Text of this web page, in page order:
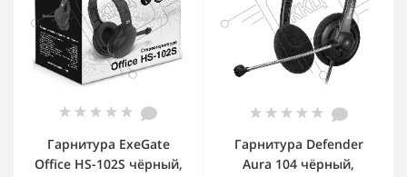
Гарнитура ExeGate
Office HS-102S чёрный,
Гарнитура Defender
Aura 104 чёрный,